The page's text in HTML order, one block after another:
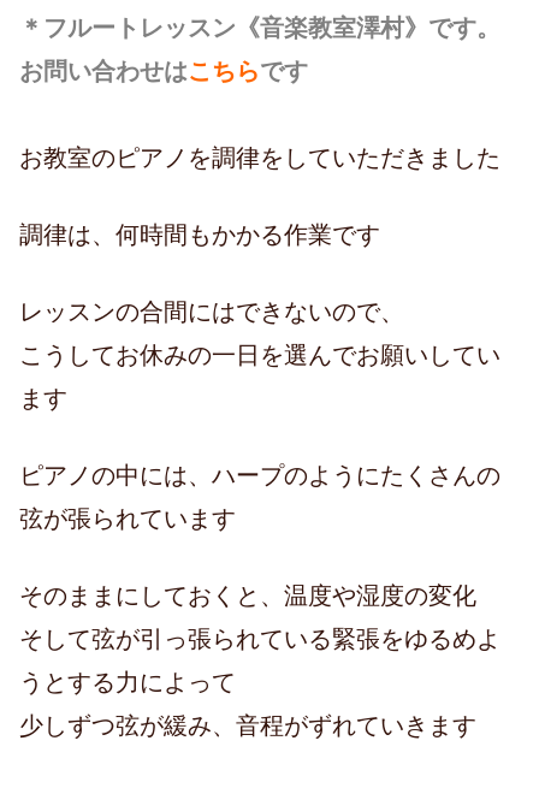
＊フルートレッスン 《音楽教室澤村》です。
お問い合わせはこちらです
お教室のピアノを調律をしていただきました
調律は、何時間もかかる作業です
レッスンの合間にはできないので、
こうしてお休みの一日を選んでお願いしてい
ます
ピアノの中には、ハープのようにたくさんの
弦が張られています
そのままにしておくと、温度や湿度の変化
そして弦が引っ張られている緊張をゆるめよ
うとする力によって
少しずつ弦が緩み、音程がずれていきます